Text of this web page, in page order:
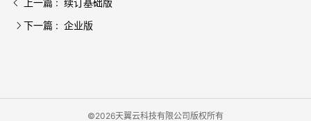
下一篇 : 企业版
©2026天翼云科技有限公司版权所有